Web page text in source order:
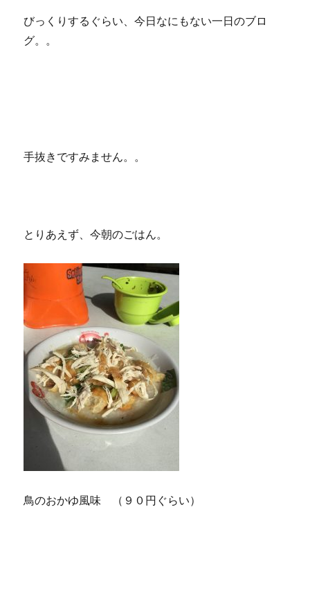
びっくりするぐらい、今日なにもない一日のブロ
グ。。
手抜きですみません。。
とりあえず、今朝のごはん。
鳥のおかゆ風味 （９０円ぐらい）